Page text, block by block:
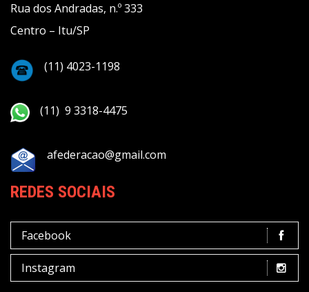
Rua dos Andradas, n.º 333
Centro – Itu/SP
(11) 4023-1198
(11) 9 3318-4475
afederacao@gmail.com
REDES SOCIAIS
Facebook
Instagram